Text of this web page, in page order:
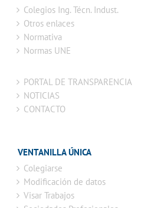
Colegios Ing. Técn. Indust.
Otros enlaces
Normativa
Normas UNE
PORTAL DE TRANSPARENCIA
NOTICIAS
CONTACTO
VENTANILLA ÚNICA
Colegiarse
Modificación de datos
Visar Trabajos